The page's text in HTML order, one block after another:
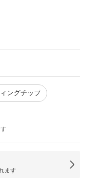
ングチップ
ます